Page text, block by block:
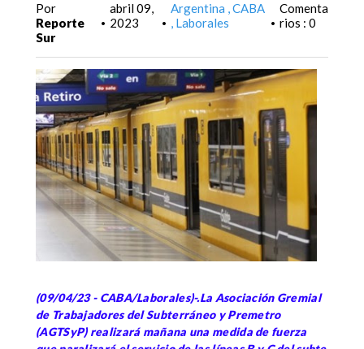
Por
Reporte
Sur
•
abril 09,
2023
•
Argentina CABA
Laborales
•
Comenta
rios : 0
(09/04/23 - CABA/Laborales)-.La Asociación Gremial
de Trabajadores del Subterráneo y Premetro
(AGTSyP) realizará mañana una medida de fuerza